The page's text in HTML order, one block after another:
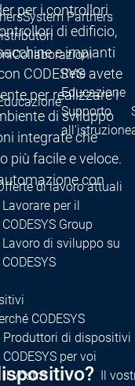
System Partners
Collaborazioni
Rete
Educazione
Supporto
all'istruzione
di lavoro attuali
Lavorare per il
CODESYS Group
Lavoro di sviluppo su
CODESYS
CODESYS
Produttori di dispositivi
CODESYS per voi
Il vostro
Il
per i controllori
di edificio,
e impianti
CODESYS avete
per realizzare i
di sviluppo
integrate che
più facile e veloce.
con